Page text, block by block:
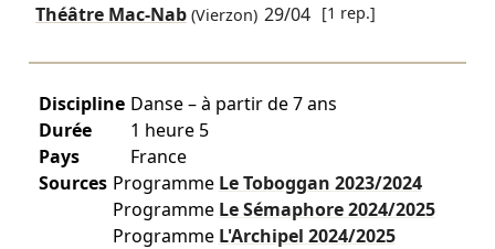
Théâtre Mac-Nab(Vierzon) 29/04 [1 rep.]
Discipline Danse – à partir de 7 ans
Durée
1 heure 5
Pays
France
Sources Programme Le Toboggan 2023/2024
Programme Le Sémaphore2024/2025
Programme L'Archipel 2024/2025